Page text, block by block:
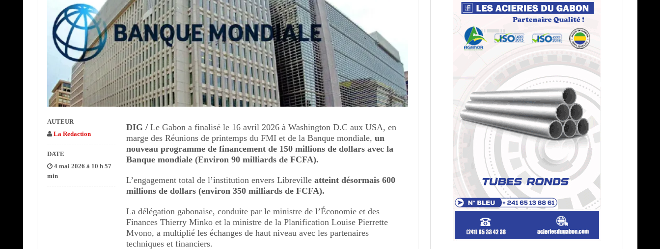
DIG / Le Gabon a finalisé le 16 avril 2026 à Washington D.C aux USA, en
marge des Réunions de printemps du FMI et de la Banque mondiale,un
nouveau programme de financement de 150 millions de dollars avec la
Banque mondiale (Environ 90 milliards de FCFA).
L’engagement total de l’institution envers Libreville atteint désormais 600
millions de dollars (environ 350 milliards de FCFA).
La délégation gabonaise, conduite par le ministre de l’Économie et des
Finances Thierry Minko et la ministre de la Planification Louise Pierrette
Mvono, a multiplié les échanges de haut niveau avec les partenaires
techniques et financiers.
AUTEUR
La Redaction
DATE
4 mai 2026 à 10 h 57
min